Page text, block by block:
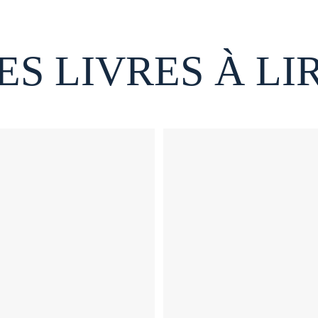
LIVRES À